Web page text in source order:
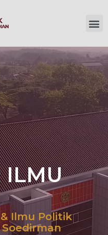
ILMU
Ilmu Politik